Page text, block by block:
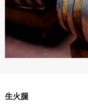
生火腿